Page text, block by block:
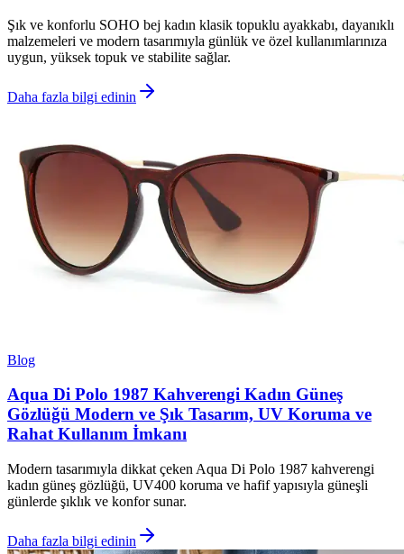
Şık ve konforlu SOHO bej kadın klasik topuklu ayakkabı, dayanıklı
malzemeleri ve modern tasarımıyla günlük ve özel kullanımlarınıza
uygun, yüksek topuk ve stabilite sağlar.
Daha fazla bilgi edinin
Blog
Aqua Di Polo 1987 Kahverengi Kadın Güneş
Gözlüğü Modern ve Şık Tasarım, UV Koruma ve
Rahat Kullanım İmkanı
Modern tasarımıyla dikkat çeken Aqua Di Polo 1987 kahverengi
kadın güneş gözlüğü, UV400 koruma ve hafif yapısıyla güneşli
günlerde şıklık ve konfor sunar.
Daha fazla bilgi edinin